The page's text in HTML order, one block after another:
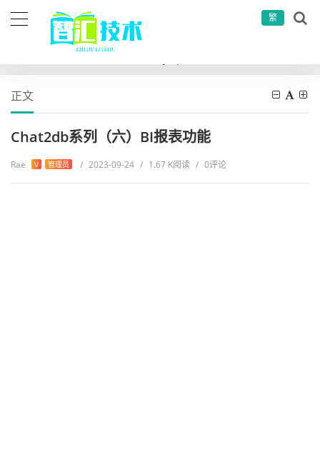
繁
正文
Chat2db系列（六）BI报表功能
Rae V 管理员 / 2023-09-24 / 1.67 K阅读 / 0评论